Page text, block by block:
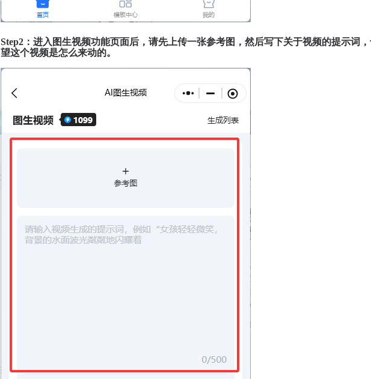
Step2：进入图生视频功能页面后，请先上传一张参考图，然后写下关于视频的提示词
望这个视频是怎么来动的。